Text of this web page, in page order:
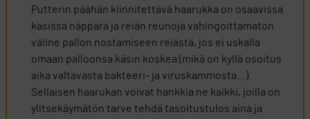
Putterin päähän kiinnitettävä haarukka on osaavissa
käsissä näppärä ja reiän reunoja vahingoittamaton
väline pallon nostamiseen reiästä, jos ei uskalla
omaan palloonsa käsin koskea (mikä on kyllä osoitus
aika valtavasta bakteeri- ja viruskammosta…).
Sellaisen haarukan voivat hankkia ne kaikki, joilla on
ylitsekäymätön tarve tehdä tasoitustulos aina ja